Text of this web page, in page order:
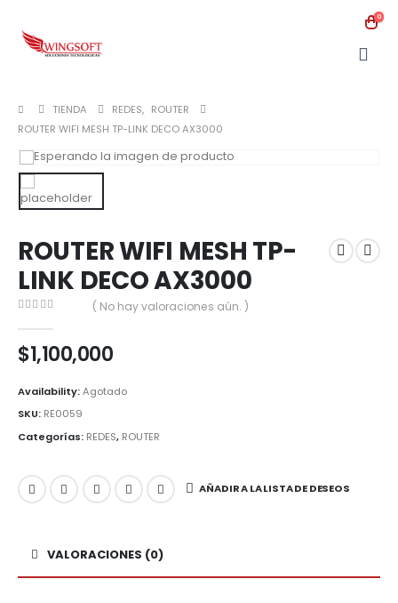
0
TIENDA REDES, ROUTER
ROUTER WIFI MESH TP-LINK DECO AX3000
ROUTER WIFI MESH TP-
LINK DECO AX3000
( No hay valoraciones aún. )
$1,100,000
Availability:Agotado
SKU: RE0059
Categorías: REDES, ROUTER
AÑADIR A LA LISTA DE DESEOS
VALORACIONES (0)